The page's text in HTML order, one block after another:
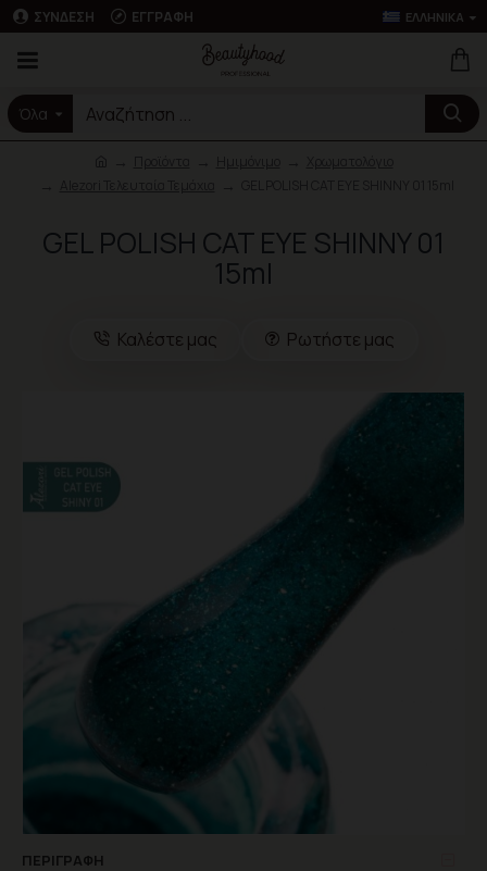
ΣΎΝΔΕΣΗ ΕΓΓΡΑΦΉ ΕΛΛΗΝΙΚΆ
Όλα
GEL POLISH CAT EYE SHINNY 01
15ml
Καλέστε μας Ρωτήστε μας
ΠΕΡΙΓΡΑΦΉ